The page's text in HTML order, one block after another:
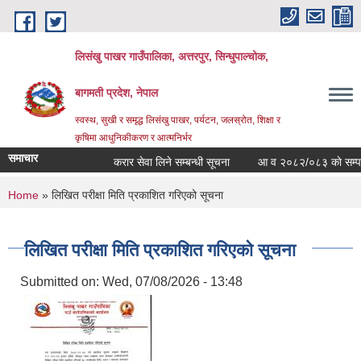
Skip to main content
लिसंखु पाखर गाउँपालिका, अत्तरपुर, सिन्धुपाल्चोक,
बागमती प्रदेश, नेपाल
स्वस्थ, सुखी र समृद्ध लिसंखु पाखर, पर्यटन, जलस्रोत, शिक्षा र
कृषिमा आधुनिकीकरण र आत्मनिर्भर
समाचार करार सेवा लिने सम्बन्धी सूचना आ व २०८२/०८३ काे सम्पत्ति
You are here
Home » लिखित परीक्षा मिति प्रकाशित गरिएको सूचना
लिखित परीक्षा मिति प्रकाशित गरिएको सूचना
Submitted on: Wed, 07/08/2026 - 13:48